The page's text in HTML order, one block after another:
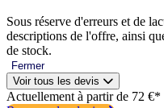
Sous réserve d'erreurs et de
descriptions de l'offre, ainsi
de stock.
Fermer
Voir tous les devis
Actuellement à partir de 72 €*